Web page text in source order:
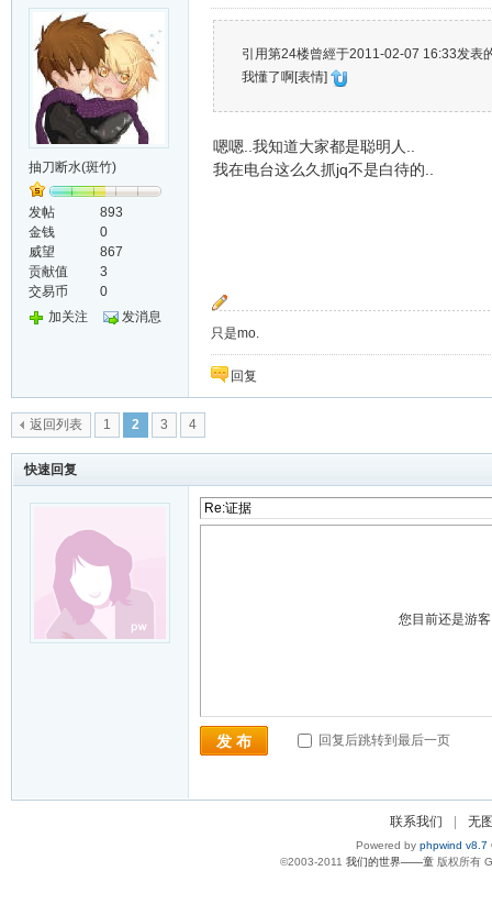
抽刀断水(斑竹)
发帖
893
金钱
0
威望
867
贡献值
3
交易币
0
加关注
发消息
引用第24楼曾經于2011-02-07 16:33发表
我懂了啊[表情]
嗯嗯..我知道大家都是聪明人..
我在电台这么久抓jq不是白待的..
只是mo.
回复
返回列表 1 2 3 4
快速回复
您目前还是游
发 布 回复后跳转到最后一页
联系我们 无
Powered by phpwind v8.7
©2003-2011 我们的世界——童版权所有